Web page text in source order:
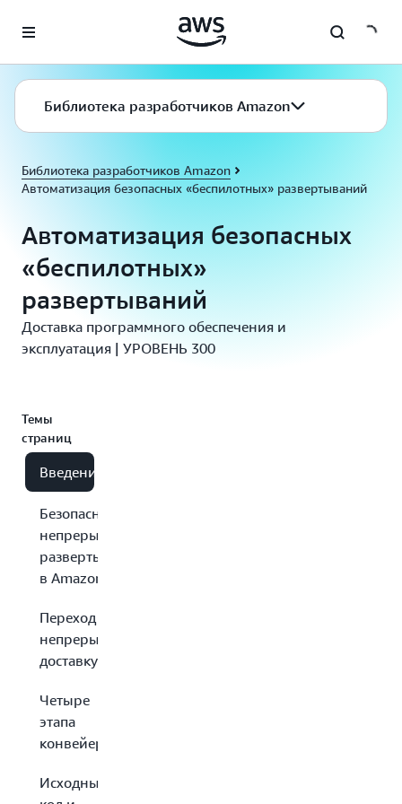
Перейти к главному контенту
Библиотека разработчиков Amazon
Библиотека разработчиков Amazon
Автоматизация безопасных «беспилотных» развертываний
Автоматизация безопасных
«беспилотных»
развертываний
Доставка программного обеспечения и
эксплуатация | УРОВЕНЬ 300
Темы
страниц
Введение
Безопасное
непрерывное
развертывание
в Amazon
Переход на
непрерывную
доставку
Четыре
этапа
конвейера
Исходный